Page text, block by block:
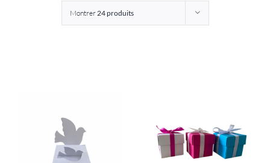
Montrer24 produits